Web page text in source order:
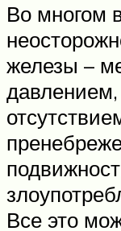
Во многом
железы –
давлением,
Все это